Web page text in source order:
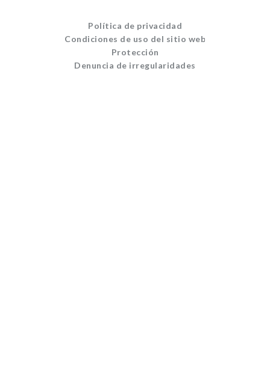
Política de privacidad
Condiciones de uso del sitio web
Protección
Denuncia de irregularidades